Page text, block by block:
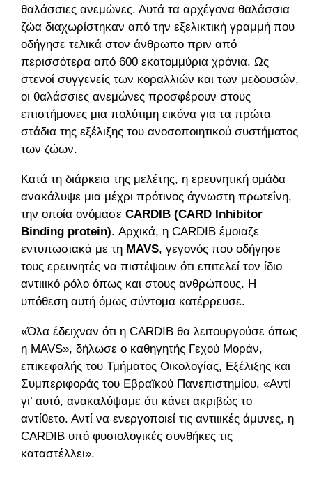
θαλάσσιες ανεμώνες. Αυτά τα αρχέγονα θαλάσσια
ζώα διαχωρίστηκαν από την εξελικτική γραμμή που
οδήγησε τελικά στον άνθρωπο πριν από
περισσότερα από 600 εκατομμύρια χρόνια. Ως
στενοί συγγενείς των κοραλλιών και των μεδουσών,
οι θαλάσσιες ανεμώνες προσφέρουν στους
επιστήμονες μια πολύτιμη εικόνα για τα πρώτα
στάδια της εξέλιξης του ανοσοποιητικού συστήματος
των ζώων.
Κατά τη διάρκεια της μελέτης, η ερευνητική ομάδα
ανακάλυψε μια μέχρι πρότινος άγνωστη πρωτεΐνη,
την οποία ονόμασε CARDIB (CARD Inhibitor
Binding protein). Αρχικά, η CARDIB έμοιαζε
εντυπωσιακά με τη MAVS, γεγονός που οδήγησε
τους ερευνητές να πιστέψουν ότι επιτελεί τον ίδιο
αντιιικό ρόλο όπως και στους ανθρώπους. Η
υπόθεση αυτή όμως σύντομα κατέρρευσε.
«Όλα έδειχναν ότι η CARDIB θα λειτουργούσε όπως
η MAVS», δήλωσε ο καθηγητής Γεχού Μοράν,
επικεφαλής του Τμήματος Οικολογίας, Εξέλιξης και
Συμπεριφοράς του Εβραϊκού Πανεπιστημίου. «Αντί
γι’ αυτό, ανακαλύψαμε ότι κάνει ακριβώς το
αντίθετο. Αντί να ενεργοποιεί τις αντιιικές άμυνες, η
CARDIB υπό φυσιολογικές συνθήκες τις
καταστέλλει».